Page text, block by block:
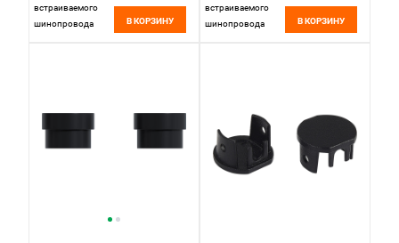
встраиваемого
шинопровода
В КОРЗИНУ
встраиваемого
шинопровода
В КОРЗИНУ